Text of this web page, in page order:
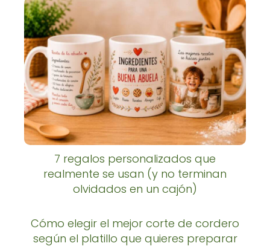
7 regalos personalizados que
realmente se usan (y no terminan
olvidados en un cajón)
Cómo elegir el mejor corte de cordero
según el platillo que quieres preparar